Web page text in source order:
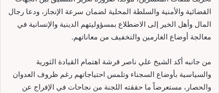
القضائية والأمنية والسلطة المحلية لضمان سرعة الإنجاز، ودعا رجال
المال وأهل الخير إلى الاضطلاع بمسؤوليتهم الدينية والإنسانية في
معالجة أوضاع الغارمين والتخفيف من معاناتهم.
من جانبه أكد الشيخ علي ناصر قرشة اهتمام القيادة الثورية
والسياسية بأوضاع السجناء وتلمس احتياجاتهم رغم ظروف العدوان
والحصار، مستعرضاً ما حققته اللجنة من نجاحات في الإفراج عن